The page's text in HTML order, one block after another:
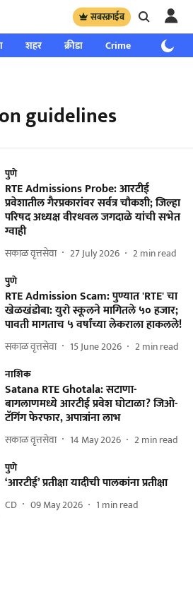
सबस्क्राईब
शहर क्रीडा Crime साप्ताहिक
guidelines
पुणे
RTE Admissions Probe: आरटीई
प्रवेशातील गैरप्रकारांवर सर्वत्र चौकशी; जिल्हा
परिषद अध्यक्ष वीरधवल जगदाळे यांची सभेत
ग्वाही
सकाळ वृत्तसेवा 27 July 2026 2min read
पुणे
RTE Admission Scam: पुण्यात 'RTE' चा
खेळखंडोबा: युरो स्कूलने मागितले ५० हजार;
पावती मागताच ५ वर्षांच्या लेकराला हाकलले!
सकाळ वृत्तसेवा 15 June 2026 2min read
नाशिक
Satana RTE Ghotala: सटाणा-
बागलाणमध्ये आरटीई प्रवेश घोटाळा? जिओ-
टॅगिंग फेरफार, अपात्रांना लाभ
सकाळ वृत्तसेवा 14 May 2026 2min read
पुणे
‘आरटीई’ प्रतीक्षा यादीची पालकांना प्रतीक्षा
CD 09 May 2026 1 min read